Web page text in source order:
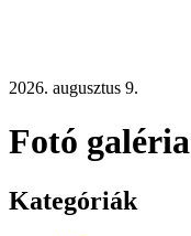
2026. augusztus 9.
Fotó galéria
Kategóriák